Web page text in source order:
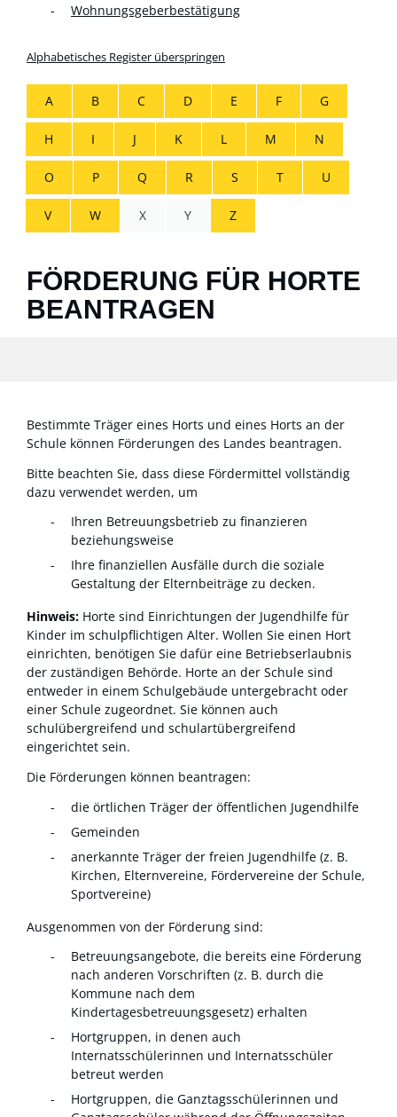
Wohnungsgeberbestätigung
Alphabetisches Register überspringen
A B C D E F G
H I J K L M N
O P Q R S T U
V W X Y Z
FÖRDERUNG FÜR HORTE
BEANTRAGEN
Bestimmte Träger eines Horts und eines Horts an der
Schule können Förderungen des Landes beantragen.
Bitte beachten Sie, dass diese Fördermittel vollständig
dazu verwendet werden, um
Ihren Betreuungsbetrieb zu finanzieren
beziehungsweise
Ihre finanziellen Ausfälle durch die soziale
Gestaltung der Elternbeiträge zu decken.
Hinweis: Horte sind Einrichtungen der Jugendhilfe für
Kinder im schulpflichtigen Alter. Wollen Sie einen Hort
einrichten, benötigen Sie dafür eine Betriebserlaubnis
der zuständigen Behörde. Horte an der Schule sind
entweder in einem Schulgebäude untergebracht oder
einer Schule zugeordnet. Sie können auch
schulübergreifend und schulartübergreifend
eingerichtet sein.
Die Förderungen können beantragen:
die örtlichen Träger der öffentlichen Jugendhilfe
Gemeinden
anerkannte Träger der freien Jugendhilfe (z. B.
Kirchen, Elternvereine, Fördervereine der Schule,
Sportvereine)
Ausgenommen von der Förderung sind:
Betreuungsangebote, die bereits eine Förderung
nach anderen Vorschriften (z. B. durch die
Kommune nach dem
Kindertagesbetreuungsgesetz) erhalten
Hortgruppen, in denen auch
Internatsschülerinnen und Internatsschüler
betreut werden
Hortgruppen, die Ganztagsschülerinnen und